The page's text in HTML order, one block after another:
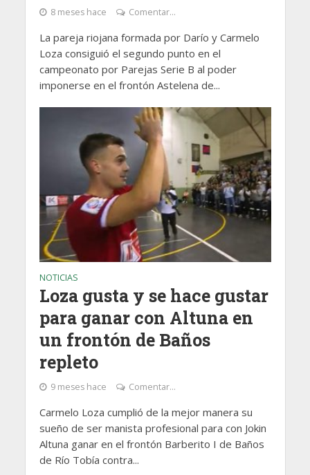
8 meses hace Comentar...
La pareja riojana formada por Darío y Carmelo
Loza consiguió el segundo punto en el
campeonato por Parejas Serie B al poder
imponerse en el frontón Astelena de...
NOTICIAS
Loza gusta y se hace gustar
para ganar con Altuna en
un frontón de Baños
repleto
9 meses hace Comentar...
Carmelo Loza cumplió de la mejor manera su
sueño de ser manista profesional para con Jokin
Altuna ganar en el frontón Barberito I de Baños
de Río Tobía contra...